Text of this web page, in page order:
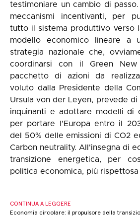
testimoniare un cambio di
meccanismi incentivanti, per
tutto il sistema produttivo verso
modello economico lineare a
strategia nazionale che,
coordinarsi con il Green
pacchetto di azioni da
voluto dalla Presidente della
Ursula von der Leyen, prevede
inquinanti e adottare modelli di
per portare l'Europa entro il
del 50% delle emissioni di CO2
Carbon neutrality. All'insegna di
transizione energetica, per
politica economica, più
CONTINUA A LEGGERE
Economia circolare: il propulsore della